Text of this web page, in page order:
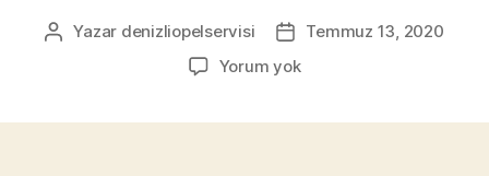
Yazının
Yazar denizliopelservisi
Yazı
tarihi
Temmuz 13, 2020
Yorum yokKlima